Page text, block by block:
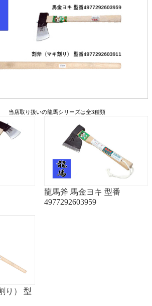
龍馬シリーズは全3種類
龍馬斧 馬金ヨキ 型番
4977292603959
り） 型